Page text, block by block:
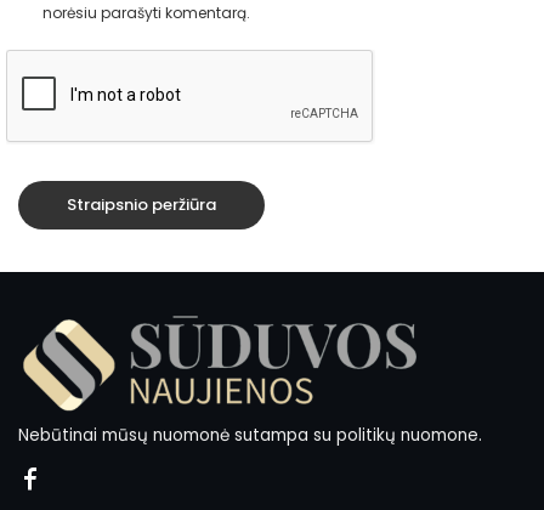
norėsiu parašyti komentarą.
Nebūtinai mūsų nuomonė sutampa su politikų nuomone.